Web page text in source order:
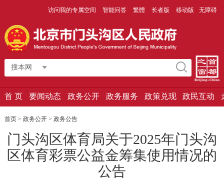
访问我的专属空间 智能问答 繁體 长者版 移动版 无障碍
搜本网
首 页 要闻动态 政务公开 政务服务 政策兑现 政民互动
首页> 政务公开> 政务公告
门头沟区体育局关于2025年门头沟
区体育彩票公益金筹集使用情况的
公告